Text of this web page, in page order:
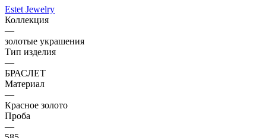
Estet Jewelry
Коллекция
—
золотые украшения
Тип изделия
—
БРАСЛЕТ
Материал
—
Красное золото
Проба
—